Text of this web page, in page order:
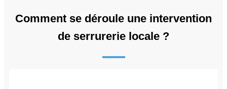
Comment se déroule une intervention
de serrurerie locale ?